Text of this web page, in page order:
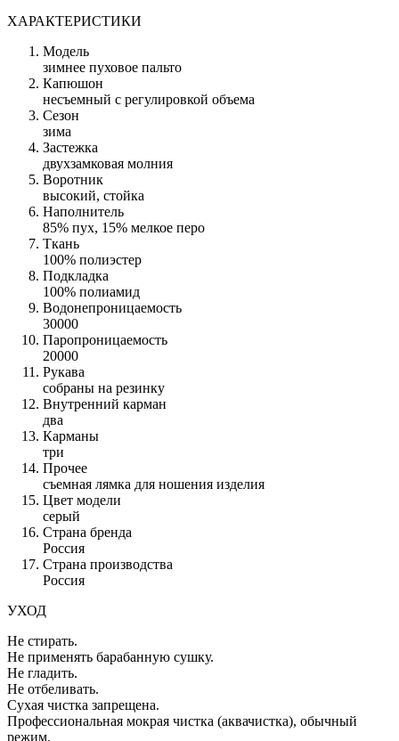
ХАРАКТЕРИСТИКИ
Модель
зимнее пуховое пальто
Капюшон
несъемный с регулировкой объема
Сезон
зима
Застежка
двухзамковая молния
Воротник
высокий, стойка
Наполнитель
85% пух, 15% мелкое перо
Ткань
100% полиэстер
Подкладка
100% полиамид
Водонепроницаемость
30000
Паропроницаемость
20000
Рукава
собраны на резинку
Внутренний карман
два
Карманы
три
Прочее
съемная лямка для ношения изделия
Цвет модели
серый
Страна бренда
Россия
Страна производства
Россия
УХОД
Не стирать.
Не применять барабанную сушку.
Не гладить.
Не отбеливать.
Сухая чистка запрещена.
Профессиональная мокрая чистка (аквачистка), обычный
режим.